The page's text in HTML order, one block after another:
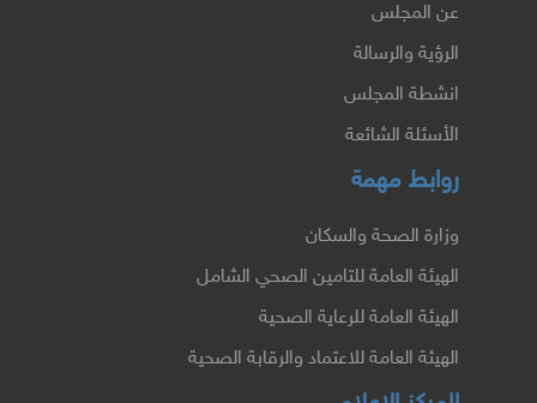
عن المجلس
الرؤية والرسالة
انشطة المجلس
الأسئلة الشائعة
روابط مهمة
وزارة الصحة والسكان
الهيئة العامة للتامين الصحي الشامل
الهيئة العامة للرعاية الصحية
الهيئة العامة للاعتماد والرقابة الصحية